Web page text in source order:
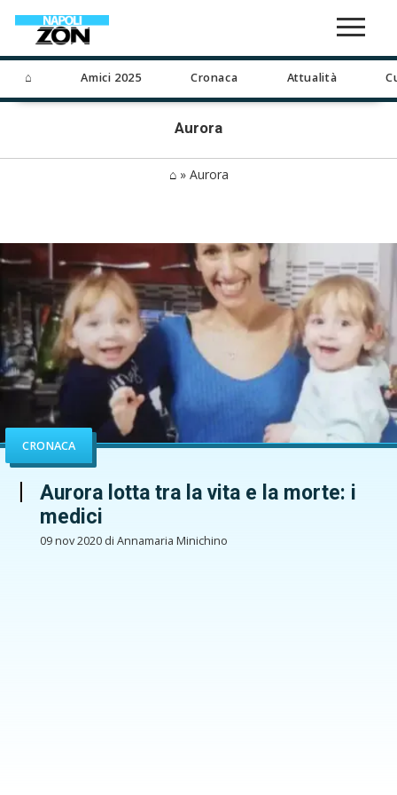
⌂ Amici 2025 Cronaca Attualità
Aurora
⌂» Aurora
CRONACA
Aurora lotta tra la vita e la morte: i
medici
09 nov 2020 di Annamaria Minichino